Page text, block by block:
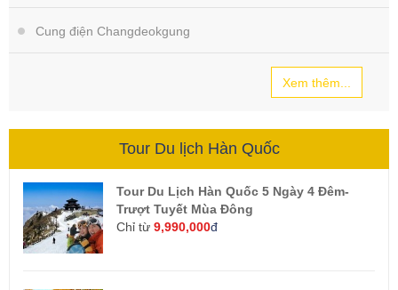
Cung điện Changdeokgung
Xem thêm...
Tour Du lịch Hàn Quốc
Tour Du Lịch Hàn Quốc 5 Ngày 4 Đêm-
Trượt Tuyết Mùa Đông
Chỉ từ 9,990,000đ